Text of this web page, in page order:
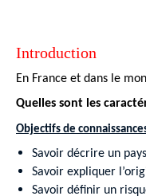
Introduction
En France et dans le
Quelles sont les
Objectifs de
Savoir décrire un
Savoir expliquer
Savoir définir un